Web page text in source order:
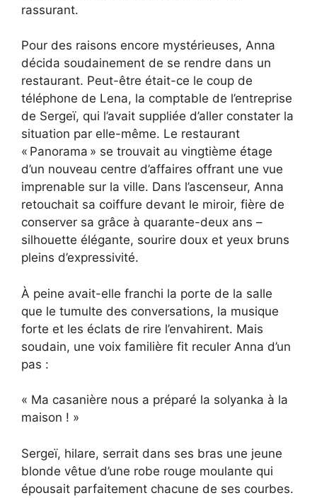
rassurant.
Pour des raisons encore mystérieuses, Anna
décida soudainement de se rendre dans un
restaurant. Peut-être était-ce le coup de
téléphone de Lena, la comptable de l’entreprise
de Sergeï, qui l’avait suppliée d’aller constater la
situation par elle-même. Le restaurant
« Panorama » se trouvait au vingtième étage
d’un nouveau centre d’affaires offrant une vue
imprenable sur la ville. Dans l’ascenseur, Anna
retouchait sa coiffure devant le miroir, fière de
conserver sa grâce à quarante-deux ans –
silhouette élégante, sourire doux et yeux bruns
pleins d’expressivité.
À peine avait-elle franchi la porte de la salle
que le tumulte des conversations, la musique
forte et les éclats de rire l’envahirent. Mais
soudain, une voix familière fit reculer Anna d’un
pas :
« Ma casanière nous a préparé la solyanka à la
maison ! »
Sergeï, hilare, serrait dans ses bras une jeune
blonde vêtue d’une robe rouge moulante qui
épousait parfaitement chacune de ses courbes.